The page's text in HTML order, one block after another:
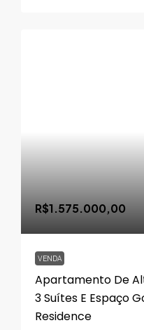
R$1.575.000,00
VENDA
Apartamento De
3 Suítes E Espaço
Residence